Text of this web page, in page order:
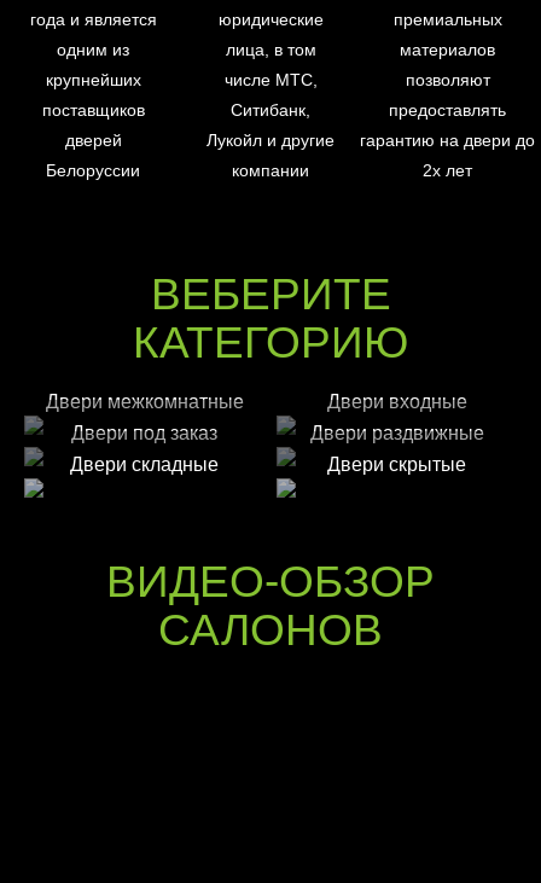
года и является
одним из
крупнейших
поставщиков
дверей
Белоруссии
юридические
лица, в том
числе МТС,
Ситибанк,
Лукойл и другие
компании
премиальных
материалов
позволяют
предоставлять
гарантию на двери до
2х лет
ВЕБЕРИТЕ
КАТЕГОРИЮ
Двери межкомнатные
Двери входные
Двери под заказ
Двери раздвижные
Двери складные
Двери скрытые
ВИДЕО-ОБЗОР
САЛОНОВ